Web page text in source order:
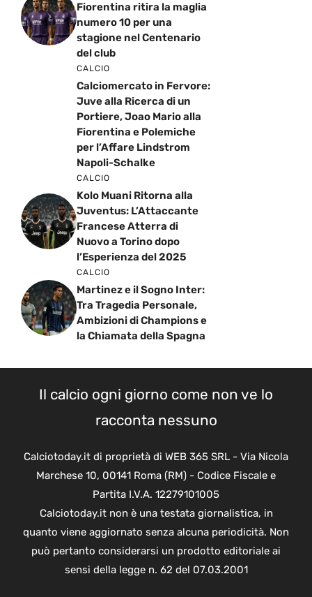
Fiorentina ritira la maglia
numero 10 per una
stagione nel Centenario
del club
CALCIO
Calciomercato in Fervore:
Juve alla Ricerca di un
Portiere, Joao Mario alla
Fiorentina e Polemiche
per l’Affare Lindstrom
Napoli-Schalke
CALCIO
Kolo Muani Ritorna alla
Juventus: L’Attaccante
Francese Atterra di
Nuovo a Torino dopo
l’Esperienza del 2025
CALCIO
Martinez e il Sogno Inter:
Tra Tragedia Personale,
Ambizioni di Champions e
la Chiamata della Spagna
Il calcio ogni giorno come non ve lo
racconta nessuno
Calciotoday.it di proprietà di WEB 365 SRL - Via Nicola
Marchese 10, 00141 Roma (RM) - Codice Fiscale e
Partita I.V.A. 12279101005
Calciotoday.it non è una testata giornalistica, in
quanto viene aggiornato senza alcuna periodicità. Non
può pertanto considerarsi un prodotto editoriale ai
sensi della legge n. 62 del 07.03.2001